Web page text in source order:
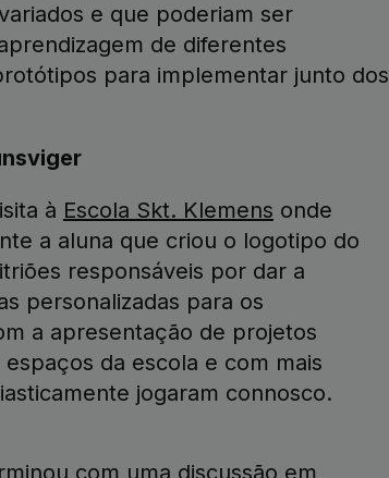
e que poderiam ser
de diferentes
para implementar junto dos
à Escola Skt. Klemens onde
a aluna que criou o logotipo do
responsáveis por dar a
personalizadas para os
a apresentação de projetos
da escola e com mais
jogaram connosco.
com uma discussão em